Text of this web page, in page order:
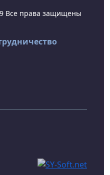
Все права защищены